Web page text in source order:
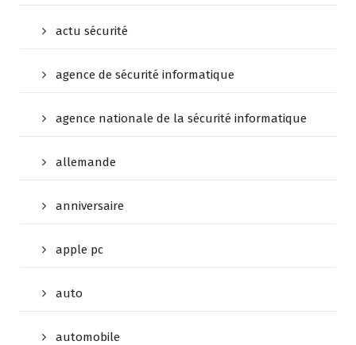
actu sécurité
agence de sécurité informatique
agence nationale de la sécurité informatique
allemande
anniversaire
apple pc
auto
automobile